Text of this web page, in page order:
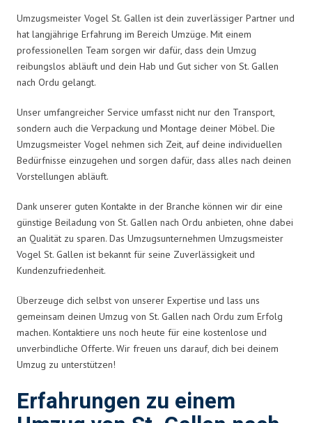
Umzugsmeister Vogel St. Gallen ist dein zuverlässiger Partner und
hat langjährige Erfahrung im Bereich Umzüge. Mit einem
professionellen Team sorgen wir dafür, dass dein Umzug
reibungslos abläuft und dein Hab und Gut sicher von St. Gallen
nach Ordu gelangt.
Unser umfangreicher Service umfasst nicht nur den Transport,
sondern auch die Verpackung und Montage deiner Möbel. Die
Umzugsmeister Vogel nehmen sich Zeit, auf deine individuellen
Bedürfnisse einzugehen und sorgen dafür, dass alles nach deinen
Vorstellungen abläuft.
Dank unserer guten Kontakte in der Branche können wir dir eine
günstige Beiladung von St. Gallen nach Ordu anbieten, ohne dabei
an Qualität zu sparen. Das Umzugsunternehmen Umzugsmeister
Vogel St. Gallen ist bekannt für seine Zuverlässigkeit und
Kundenzufriedenheit.
Überzeuge dich selbst von unserer Expertise und lass uns
gemeinsam deinen Umzug von St. Gallen nach Ordu zum Erfolg
machen. Kontaktiere uns noch heute für eine kostenlose und
unverbindliche Offerte. Wir freuen uns darauf, dich bei deinem
Umzug zu unterstützen!
Erfahrungen zu einem